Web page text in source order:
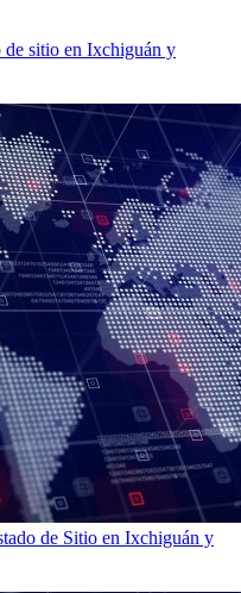
de sitio en Ixchiguán y
de Sitio en Ixchiguán y